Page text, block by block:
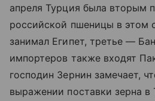
апреля Турция была вторым
российской пшеницы в этом
занимал Египет, третье —
импортеров также входят
господин Зернин замечает,
выражении поставки зерна в